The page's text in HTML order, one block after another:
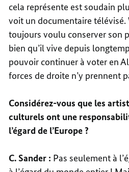
cela représente est soudain
voit un documentaire
toujours voulu conserver son
bien qu’il vive depuis
pouvoir continuer à voter en
forces de droite n’y prennent
Considérez-vous que les
culturels ont une
l’égard de l’Europe ?
C. Sander : Pas seulement à